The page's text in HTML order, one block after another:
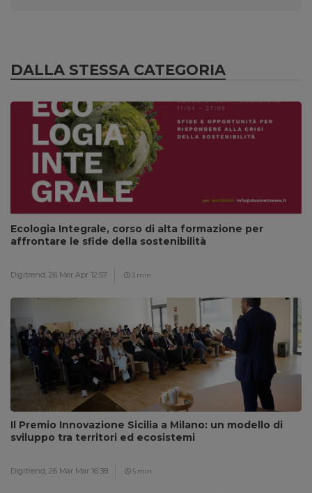
DALLA STESSA CATEGORIA
Ecologia Integrale, corso di alta formazione per
affrontare le sfide della sostenibilità
Digitrend, 26 Mer Apr 12:57 3 min
Il Premio Innovazione Sicilia a Milano: un modello di
sviluppo tra territori ed ecosistemi
Digitrend, 26 Mar Mar 16:38 5 min